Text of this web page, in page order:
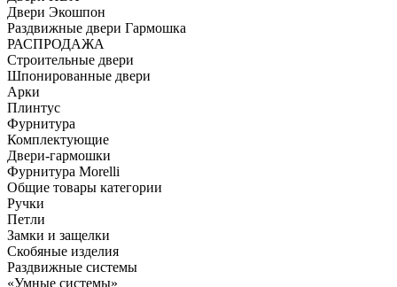
Двери Экошпон
Раздвижные двери Гармошка
РАСПРОДАЖА
Строительные двери
Шпонированные двери
Арки
Плинтус
Фурнитура
Комплектующие
Двери-гармошки
Фурнитура Morelli
Общие товары категории
Ручки
Петли
Замки и защелки
Скобяные изделия
Раздвижные системы
«Умные системы»